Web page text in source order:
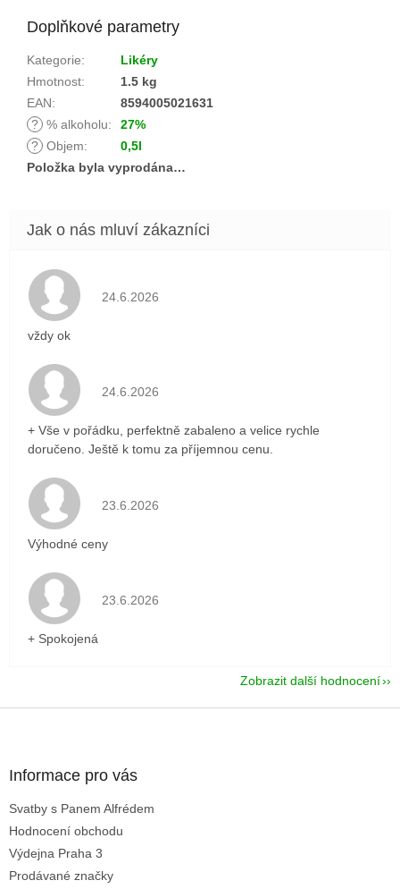
Doplňkové parametry
Kategorie:
Likéry
Hmotnost:
1.5 kg
EAN:
8594005021631
? % alkoholu:
27%
? Objem:
0,5l
Položka byla vyprodána…
Hodnocení obchodu je 5 z 5 hvězdiček.
24.6.2026
vždy ok
Hodnocení obchodu je 5 z 5 hvězdiček.
24.6.2026
+ Vše v pořádku, perfektně zabaleno a velice rychle
doručeno. Ještě k tomu za příjemnou cenu.
Hodnocení obchodu je 5 z 5 hvězdiček.
23.6.2026
Výhodné ceny
Hodnocení obchodu je 5 z 5 hvězdiček.
23.6.2026
+ Spokojená
Zobrazit další hodnocení
Informace pro vás
Svatby s Panem Alfrédem
Hodnocení obchodu
Výdejna Praha 3
Prodávané značky